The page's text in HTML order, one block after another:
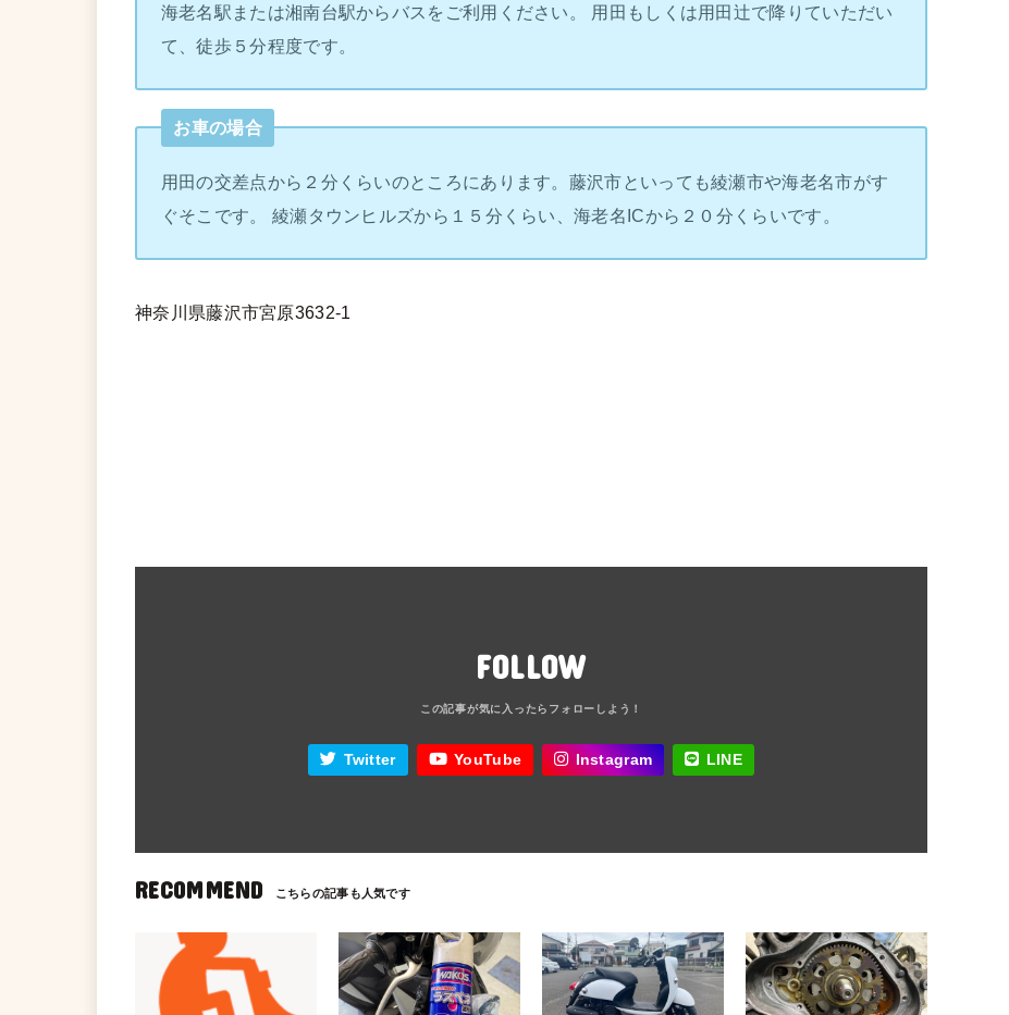
海老名駅または湘南台駅からバスをご利用ください。 用田もしくは用田辻で降りていただい
て、徒歩５分程度です。
お車の場合
用田の交差点から２分くらいのところにあります。藤沢市といっても綾瀬市や海老名市がす
ぐそこです。 綾瀬タウンヒルズから１５分くらい、海老名ICから２０分くらいです。
神奈川県藤沢市宮原3632-1
FOLLOW
Twitter YouTube Instagram LINE
RECOMMEND